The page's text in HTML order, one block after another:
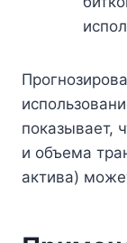
показывает,
и объема
актива)